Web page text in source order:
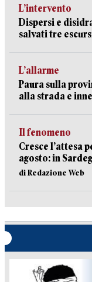
L’intervento
Dispersi e
salvati tre
L’allarme
Paura sulla
alla strada e
Il fenomeno
Cresce l’attesa
agosto: in
di Redazione Web